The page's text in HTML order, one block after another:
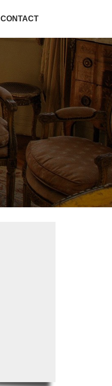
CONTACT